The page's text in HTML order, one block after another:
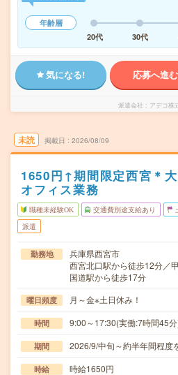
年齢層
20代
30代
気になる! 応募へ進む
派遣会社 アデコ株
未読 掲載日 2026/08/09
1650円↑期間限定西宮＊
オフィス業務
職種未経験OK 交通費別途支給あり
派遣
勤務地
兵庫県西宮市
西宮北口駅から徒歩12分／
国道駅から徒歩17分
曜日頻度 月～金※土日休み！
時間 9:00～17:30(実働:7時間45
期間 2026/9/中旬～約半年間程
時給 時給1650円